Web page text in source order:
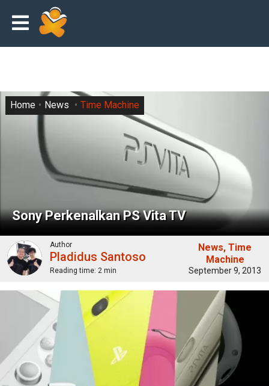
Sony Perkenalkan PS Vita TV
Home News Time Machine
Author
Pladidus Santoso
Reading time: 2 min
News Time
Machine
September 9, 2013